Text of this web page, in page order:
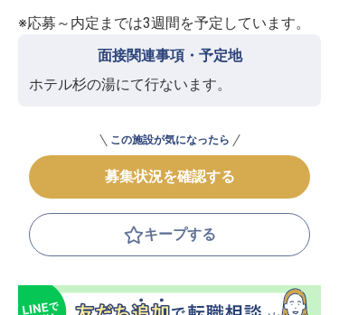
※応募～内定までは3週間を予定しています。
面接関連事項・予定地
ホテル杉の湯にて行ないます。
この施設が気になったら
募集状況を確認する
キープする